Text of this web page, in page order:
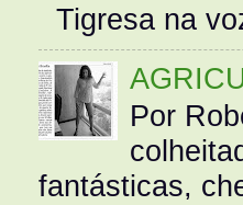
Tigresa na
Por
fantásticas,